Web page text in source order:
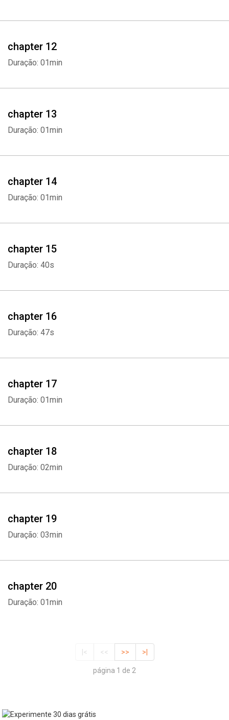
chapter 12
Duração: 01min
chapter 13
Duração: 01min
chapter 14
Duração: 01min
chapter 15
Duração: 40s
chapter 16
Duração: 47s
chapter 17
Duração: 01min
chapter 18
Duração: 02min
chapter 19
Duração: 03min
chapter 20
Duração: 01min
|< << >> >|
página 1 de 2